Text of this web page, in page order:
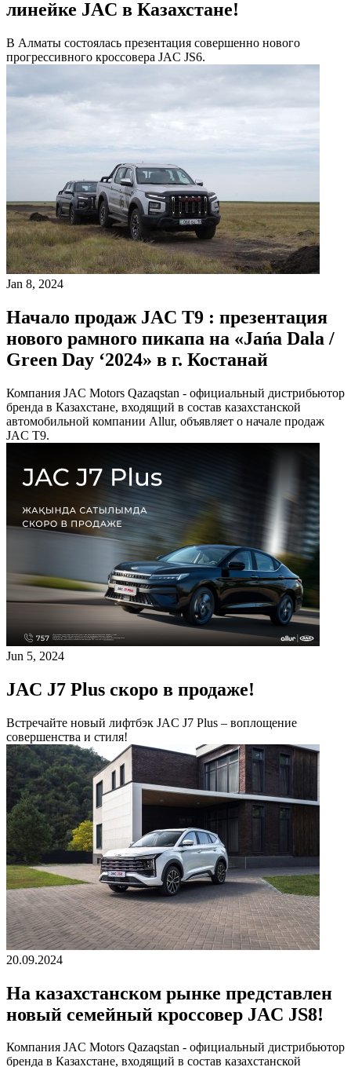
линейке JAC в Казахстане!
В Алматы состоялась презентация совершенно нового
прогрессивного кроссовера JAC JS6.
Jan 8, 2024
Начало продаж JAC T9 : презентация
нового рамного пикапа на «Jańa Dala /
Green Day ‘2024» в г. Костанай
Компания JAC Motors Qazaqstan - официальный дистрибьютор
бренда в Казахстане, входящий в состав казахстанской
автомобильной компании Allur, объявляет о начале продаж
JAC T9.
Jun 5, 2024
JAC J7 Plus скоро в продаже!
Встречайте новый лифтбэк JAC J7 Plus – воплощение
совершенства и стиля!
20.09.2024
На казахстанском рынке представлен
новый семейный кроссовер JAC JS8!
Компания JAC Motors Qazaqstan - официальный дистрибьютор
бренда в Казахстане, входящий в состав казахстанской